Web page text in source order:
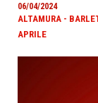
06/04/2024
ALTAMURA -
APRILE